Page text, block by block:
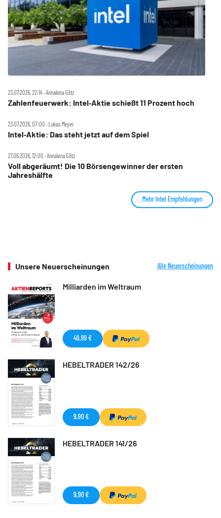
23.07.2026, 22:14 ‧ Annalena Götz
Zahlenfeuerwerk: Intel‑Aktie schießt 11 Prozent hoch
23.07.2026, 07:00 ‧ Lukas Meyer
Intel‑Aktie: Das steht jetzt auf dem Spiel
27.06.2026, 12:00 ‧ Annalena Götz
Voll abgeräumt! Die 10 Börsengewinner der ersten
Jahreshälfte
Mehr Intel Empfehlungen
Unsere Neuerscheinungen Alle Neuerscheinungen
Milliarden im Weltraum
49,99 €
HEBELTRADER 142/26
9,90 €
HEBELTRADER 141/26
9,90 €